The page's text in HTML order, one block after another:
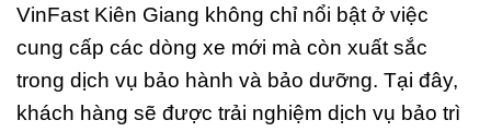
VinFast Kiên Giang không chỉ nổi bật ở việc
cung cấp các dòng xe mới mà còn xuất sắc
trong dịch vụ bảo hành và bảo dưỡng. Tại đây,
khách hàng sẽ được trải nghiệm dịch vụ bảo trì